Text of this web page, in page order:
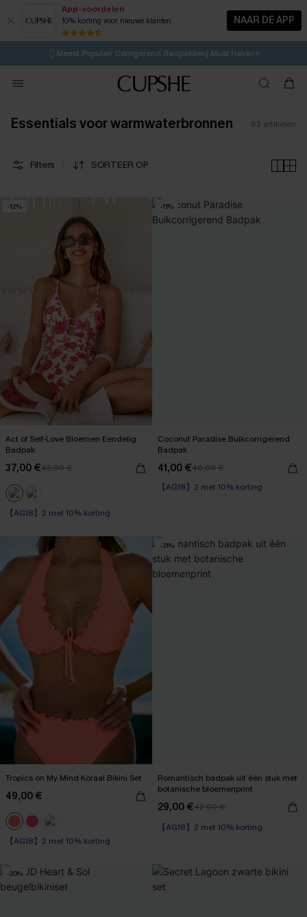
App-voordelen
10% korting voor nieuwe klanten NAAR DE APP
⚡️LAATSTE KANS | Tot 50% korting>>
🩱Meest Populair Corrigerend Badpakken| Must Have>>
💌Abonneer je & ontvang tot 15% korting>>
Koop 3, krijg 15% korting | CODE: SW15 1D:7H:34M:23S
Essentials voor warmwaterbronnen 62 artikelen
Filters SORTEER OP
-12%
Act of Self-Love Bloemen Eendelig
Badpak
37,00 €42,00 €
【AG18】2 met 10% korting
Op voorraad
-11%
Coconut Paradise Buikcorrigerend
Badpak
41,00 €46,00 €
【AG18】2 met 10% korting
Op voorraad
Tropics on My Mind Koraal Bikini Set
49,00 €
【AG18】2 met 10% korting
High Waist
-31%
Romantisch badpak uit één stuk met
botanische bloemenprint
29,00 €42,00 €
【AG18】2 met 10% korting
-20%